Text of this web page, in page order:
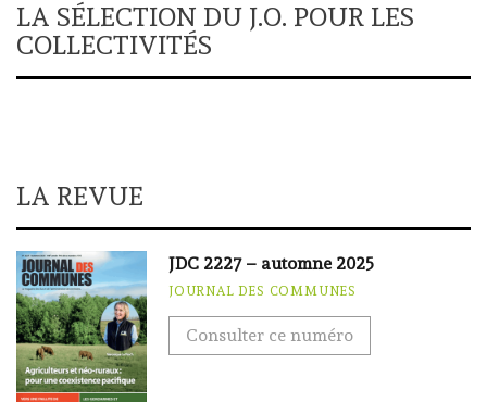
LA SÉLECTION DU J.O. POUR LES
COLLECTIVITÉS
LA REVUE
JDC 2227 – automne 2025
JOURNAL DES COMMUNES
Consulter ce numéro